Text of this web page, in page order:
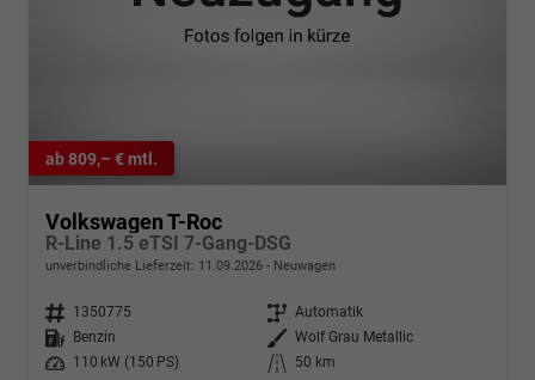
ab 809,– € mtl.
Volkswagen T-Roc
R-Line 1.5 eTSI 7-Gang-DSG
unverbindliche Lieferzeit: 11.09.2026 Neuwagen
Fahrzeugnr. 1350775 Getriebe Automatik
Kraftstoff
Benzin Außenfarbe Wolf Grau Metallic
Leistung
110 kW (150 PS) Kilometerstand 50 km